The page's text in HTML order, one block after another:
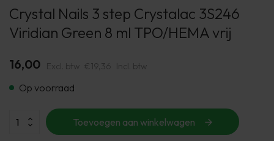
Crystal Nails 3 step Crystalac 3S246
Viridian Green 8 ml TPO/HEMA vrij
16,00 Excl. btw €19,36 Incl. btw
Op voorraad
Toevoegen aan winkelwagen